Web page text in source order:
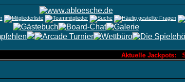
Aktuelle Jackpots: